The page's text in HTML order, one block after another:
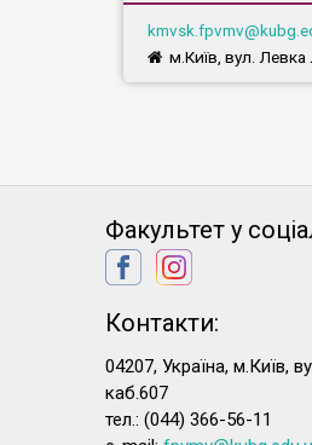
м.Київ, вул. Левка
Факультет у
Контакти:
04207, Україна, м.Київ,
каб.607
тел.: (044) 366-56-11